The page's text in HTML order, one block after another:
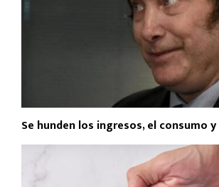
Se hunden los ingresos, el consumo